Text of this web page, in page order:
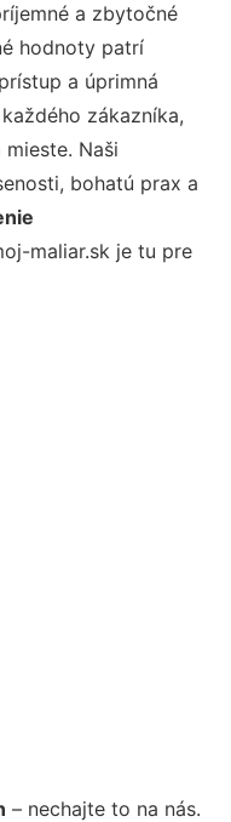
a zbytočné
hodnoty patrí
a úprimná
zákazníka,
Naši
bohatú prax a
maliar.sk je tu pre
– nechajte to na nás.